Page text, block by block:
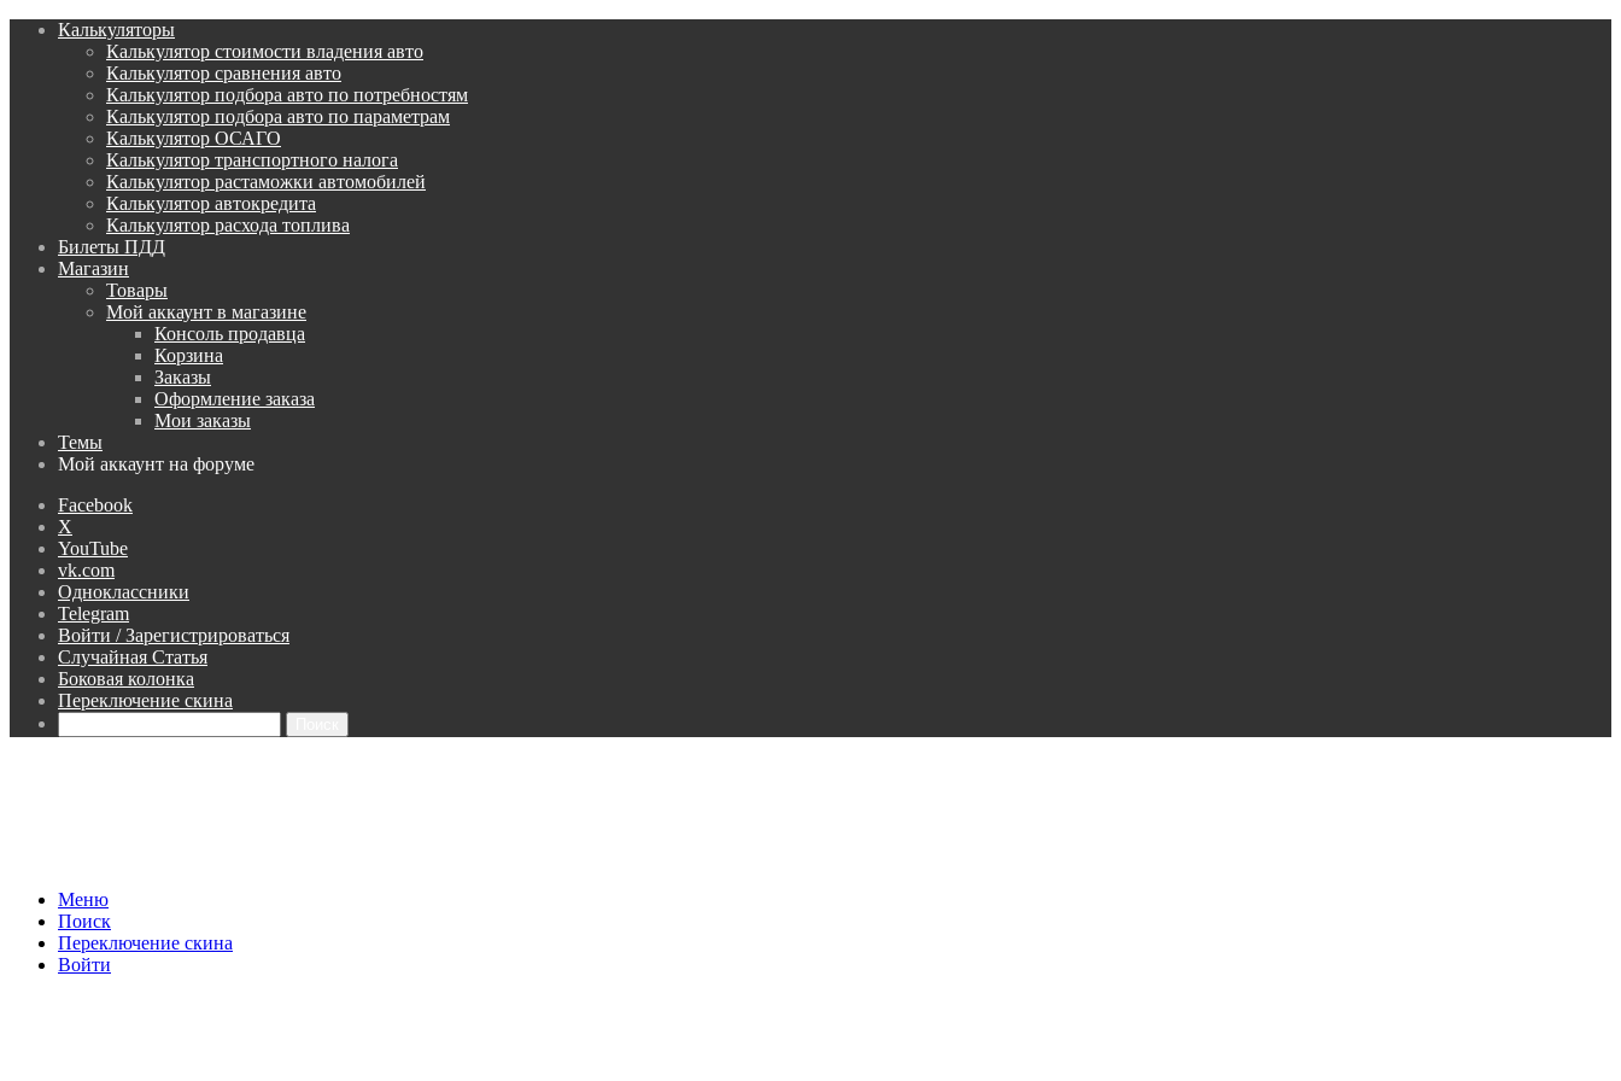
Калькуляторы
Калькулятор стоимости владения авто
Калькулятор сравнения авто
Калькулятор подбора авто по потребностям
Калькулятор подбора авто по параметрам
Калькулятор ОСАГО
Калькулятор транспортного налога
Калькулятор растаможки автомобилей
Калькулятор автокредита
Калькулятор расхода топлива
Билеты ПДД
Магазин
Товары
Мой аккаунт в магазине
Консоль продавца
Корзина
Заказы
Оформление заказа
Мои заказы
Темы
Мой аккаунт на форуме
Facebook
X
YouTube
vk.com
Одноклассники
Telegram
Войти / Зарегистрироваться
Случайная Статья
Боковая колонка
Переключение скина
Меню
Поиск
Переключение скина
Войти